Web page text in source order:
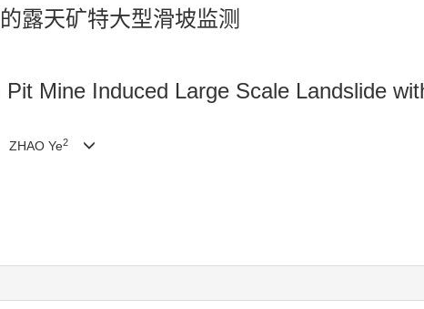
露天矿特大型滑坡监测
Mine Induced Large Scale Landslide
ZHAO Ye2